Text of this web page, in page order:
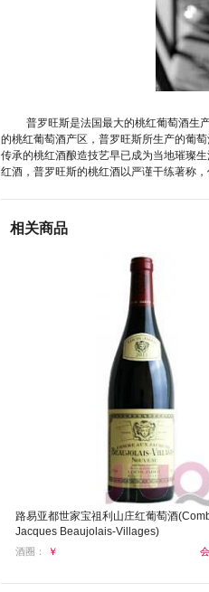
普罗旺斯是法国最大的桃红葡萄酒生
的桃红葡萄酒产区，普罗旺斯所生产的葡
传承的桃红酒酿造技艺早已成为当地璀璨
红酒，普罗旺斯的桃红酒以严谨干练著称
相关商品
路易亚都世家宝祖利山庄红葡萄酒
Jacques Beaujolais-Villages)
酒圈： ￥